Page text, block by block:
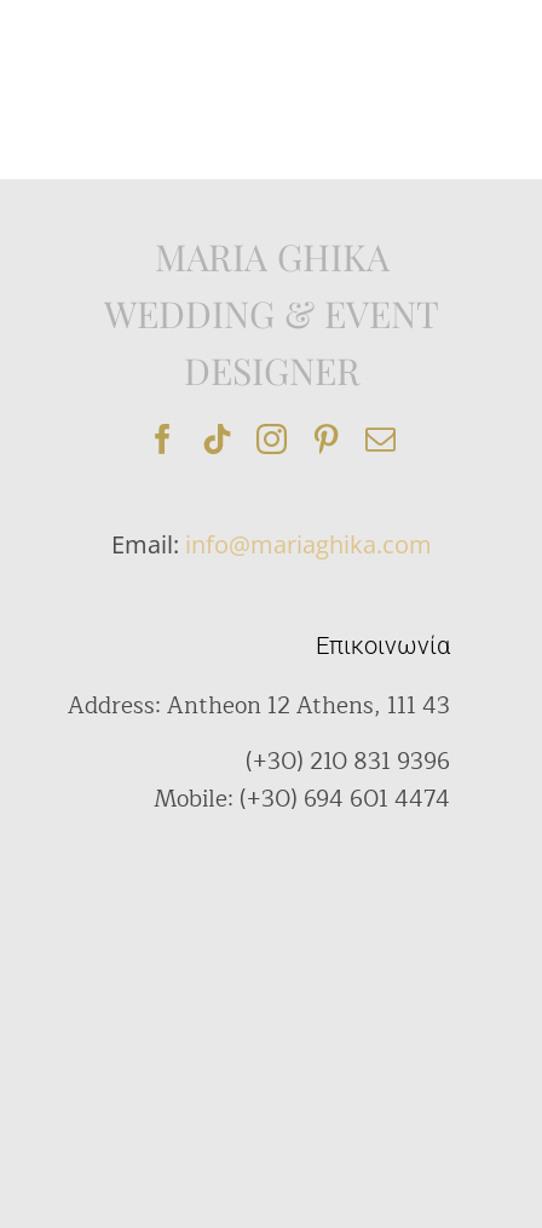
Επικοινωνία
Address: Antheon 12 Athens, 111 43
(+30) 210 831 9396
Mobile: (+30) 694 601 4474
MARIA GHIKA
WEDDING & EVENT
DESIGNER
Email: info@mariaghika.com